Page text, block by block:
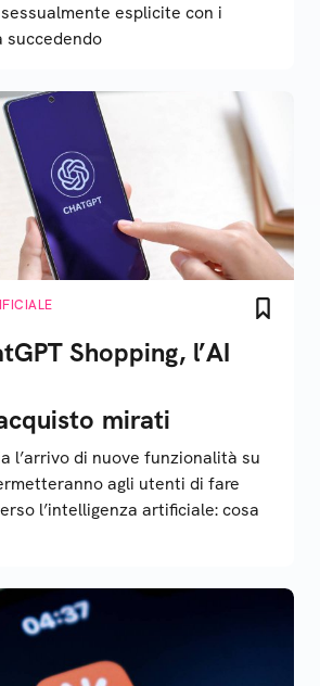
esplicite con i
succedendo
Shopping, l’AI
mirati
l’arrivo di nuove funzionalità su
agli utenti di fare
l’intelligenza artificiale: cosa